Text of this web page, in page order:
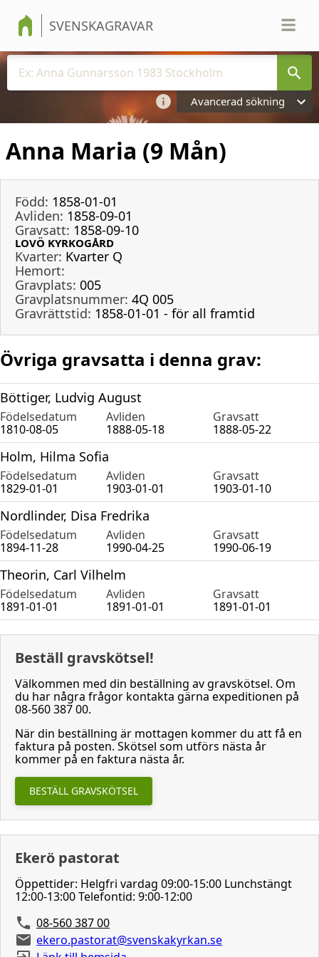
SVENSKAGRAVAR
Avancerad sökning
Anna Maria (9 Mån)
Född: 1858-01-01
Avliden: 1858-09-01
Gravsatt: 1858-09-10
LOVÖ KYRKOGÅRD
Kvarter: Kvarter Q
Hemort:
Gravplats: 005
Gravplatsnummer: 4Q 005
Gravrättstid: 1858-01-01 - för all framtid
Övriga gravsatta i denna grav:
Böttiger, Ludvig August
Födelsedatum Avliden
Gravsatt
1810-08-05
1888-05-18 1888-05-22
Holm, Hilma Sofia
Födelsedatum Avliden
Gravsatt
1829-01-01
1903-01-01 1903-01-10
Nordlinder, Disa Fredrika
Födelsedatum Avliden
Gravsatt
1894-11-28
1990-04-25 1990-06-19
Theorin, Carl Vilhelm
Födelsedatum Avliden
Gravsatt
1891-01-01
1891-01-01 1891-01-01
Beställ gravskötsel!
Välkommen med din beställning av gravskötsel. Om
du har några frågor kontakta gärna expeditionen på
08-560 387 00.
När din beställning är mottagen kommer du att få en
faktura på posten. Skötsel som utförs nästa år
kommer på en faktura nästa år.
BESTÄLL GRAVSKÖTSEL
Ekerö pastorat
Öppettider: Helgfri vardag 09:00-15:00 Lunchstängt
12:00-13:00 Telefontid: 9:00-12:00
08-560 387 00
ekero.pastorat@svenskakyrkan.se